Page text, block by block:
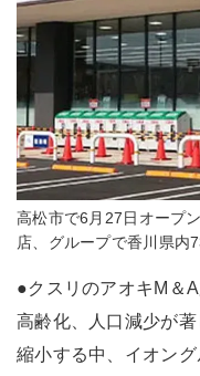
高松市で6月27日オープ
店、グループで香川県内
●クスリのアオキM＆
高齢化、人口減少が
縮小する中、イオン